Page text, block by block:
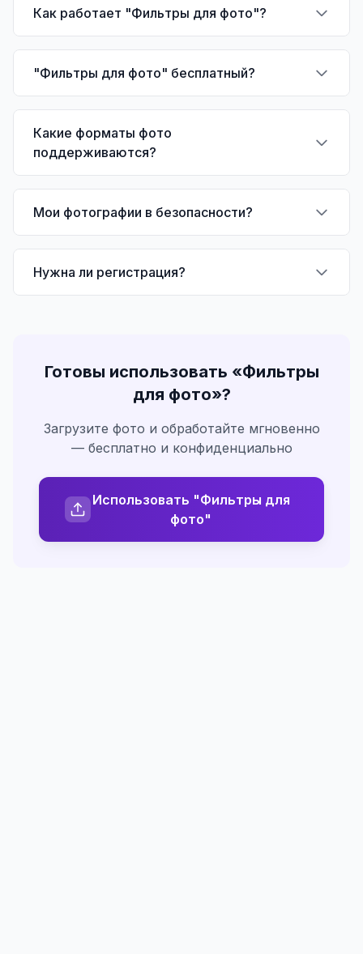
Как работает "Фильтры для фото"?
"Фильтры для фото" бесплатный?
Какие форматы фото
поддерживаются?
Мои фотографии в безопасности?
Нужна ли регистрация?
Готовы использовать «Фильтры
для фото»?
Загрузите фото и обработайте мгновенно
— бесплатно и конфиденциально
Использовать "Фильтры для
фото"